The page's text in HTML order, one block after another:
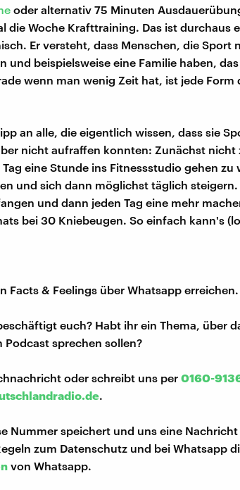
oder alternativ 75 Minuten
die Woche Krafttraining. Das ist durchaus
Er versteht, dass Menschen, die Sport
und beispielsweise eine Familie haben,
wenn man wenig Zeit hat, ist jede Form
an alle, die eigentlich wissen, dass sie
nicht aufraffen konnten: Zunächst nicht
eine Stunde ins Fitnessstudio gehen zu
und sich dann möglichst täglich steigern.
und dann jeden Tag eine mehr
bei 30 Kniebeugen. So einfach kann's
Facts & Feelings über Whatsapp erreichen.
euch? Habt ihr ein Thema, über
Podcast sprechen sollen?
oder schreibt uns per 0160-
.
Nummer speichert und uns eine
zum Datenschutz und bei Whatsapp
von Whatsapp.